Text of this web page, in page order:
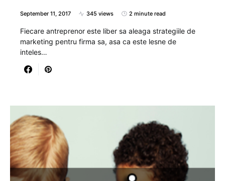
September 11, 2017 345 views 2 minute read
Fiecare antreprenor este liber sa aleaga strategiile de
marketing pentru firma sa, asa ca este lesne de
inteles…